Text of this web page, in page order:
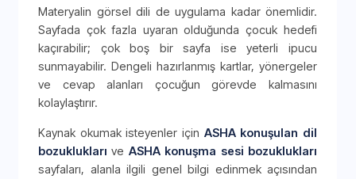
Materyalin görsel dili de uygulama kadar önemlidir.
Sayfada çok fazla uyaran olduğunda çocuk hedefi
kaçırabilir; çok boş bir sayfa ise yeterli ipucu
sunmayabilir. Dengeli hazırlanmış kartlar, yönergeler
ve cevap alanları çocuğun görevde kalmasını
kolaylaştırır.
Kaynak okumak isteyenler için ASHA konuşulan dil
bozuklukları ve ASHA konuşma sesi bozuklukları
sayfaları, alanla ilgili genel bilgi edinmek açısından